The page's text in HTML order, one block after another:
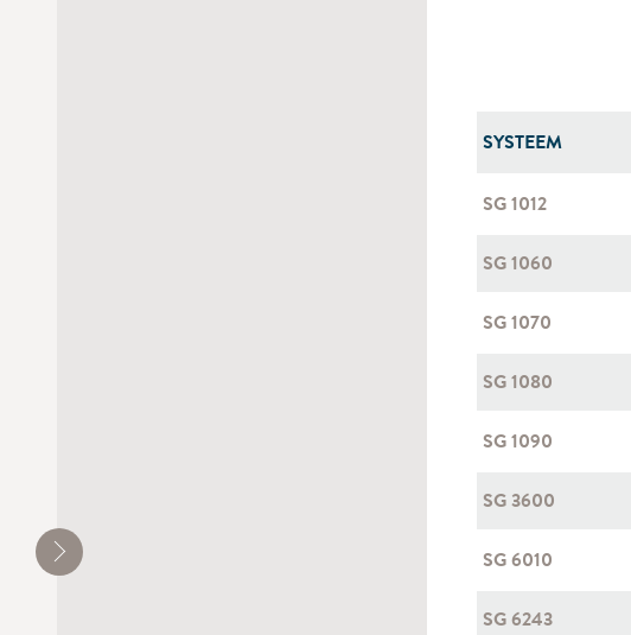
SYSTEEM
SG 1012
SG 1060
SG 1070
SG 1080
SG 1090
SG 3600
SG 6010
SG 6243